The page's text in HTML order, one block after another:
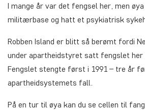
I mange år var det fengsel her, men
militærbase og hatt et psykiatrisk
Robben Island er blitt så berømt fordi
under apartheidstyret satt fengslet her
Fengslet stengte først i 1991 – tre år
apartheidsystemets fall.
På en tur til øya kan du se cellen til